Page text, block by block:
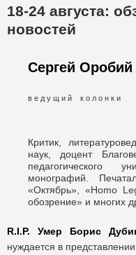
18-24 августа:
новостей
Сергей Оробий
в е д у щ и й к о л о н к и
Критик,
наук, доцент
педагогического
монографий.
«Октябрь», «Homo
обозрение» и многих
R.I.P. Умер Борис
нуждается в представлении.